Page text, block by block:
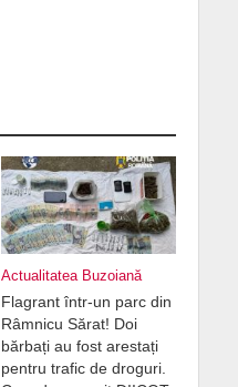
Actualitatea Buzoiană
Flagrant într-un parc din
Râmnicu Sărat! Doi
bărbați au fost arestați
pentru trafic de droguri.